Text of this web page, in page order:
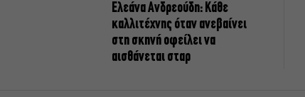
Ελεάνα Ανδρεούδη: Κάθε
καλλιτέχνης όταν ανεβαίνει
στη σκηνή οφείλει να
αισθάνεται σταρ